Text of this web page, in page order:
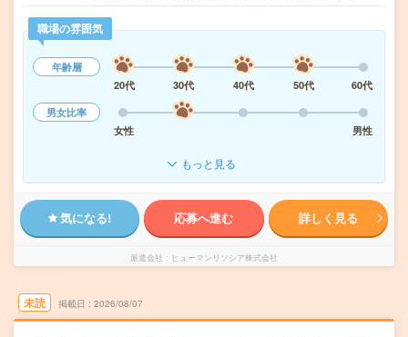
職場の雰囲気
年齢層
20代
30代 40代 50代
60代
男女比率
女性
男性
もっと見る
気になる! 応募へ進む 詳しく見る
派遣会社 ヒューマンリソシア株式会社
未読 掲載日 2026/08/07